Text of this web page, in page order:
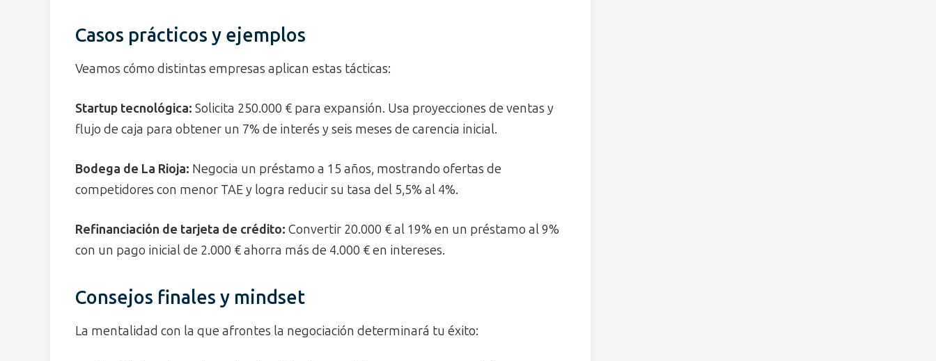
Casos prácticos y ejemplos
Veamos cómo distintas empresas aplican estas tácticas:
Startup tecnológica: Solicita 250.000 € para expansión. Usa proyecciones de ventas y
flujo de caja para obtener un 7% de interés y seis meses de carencia inicial.
Bodega de La Rioja: Negocia un préstamo a 15 años, mostrando ofertas de
competidores con menor TAE y logra reducir su tasa del 5,5% al 4%.
Refinanciación de tarjeta de crédito: Convertir 20.000 € al 19% en un préstamo al 9%
con un pago inicial de 2.000 € ahorra más de 4.000 € en intereses.
Consejos finales y mindset
La mentalidad con la que afrontes la negociación determinará tu éxito: